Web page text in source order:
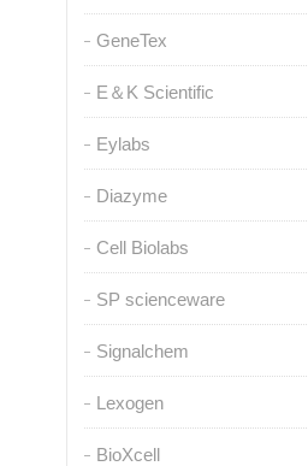
GeneTex
E＆K Scientific
Eylabs
Diazyme
Cell Biolabs
SP scienceware
Signalchem
Lexogen
BioXcell